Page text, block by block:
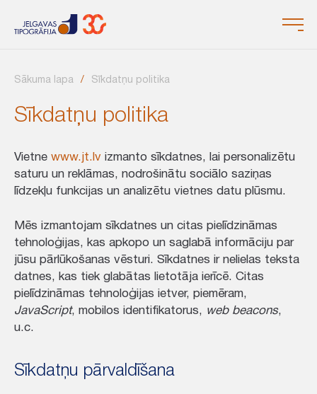
Sākuma lapa Sīkdatņu politika
Sīkdatņu politika
Vietne www.jt.lv izmanto sīkdatnes, lai personalizētu
saturu un reklāmas, nodrošinātu sociālo saziņas
līdzekļu funkcijas un analizētu vietnes datu plūsmu.
Mēs izmantojam sīkdatnes un citas pielīdzināmas
tehnoloģijas, kas apkopo un saglabā informāciju par
jūsu pārlūkošanas vēsturi. Sīkdatnes ir nelielas teksta
datnes, kas tiek glabātas lietotāja ierīcē. Citas
pielīdzināmas tehnoloģijas ietver, piemēram,
JavaScript, mobilos identifikatorus, web beacons,
u.c.
Sīkdatņu pārvaldīšana